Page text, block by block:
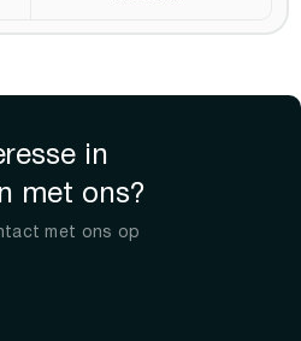
in
met ons?
met ons op